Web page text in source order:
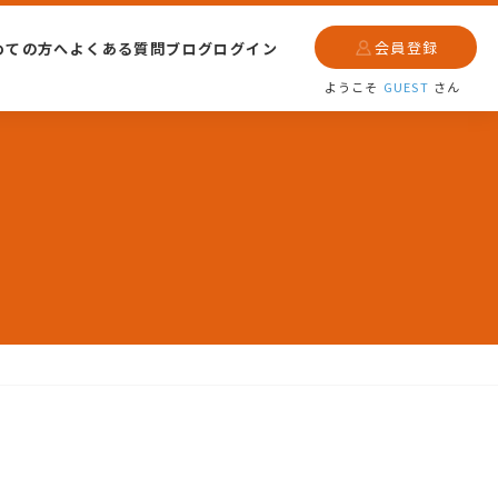
ての方へよくある質問ブログログイン 会員登録
ようこそ GUEST さん